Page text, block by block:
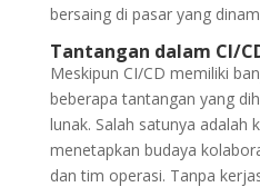
bersaing di pasar yang
Tantangan dalam CI/
Meskipun CI/CD memiliki
beberapa tantangan yang
lunak. Salah satunya adalah
menetapkan budaya
dan tim operasi. Tanpa